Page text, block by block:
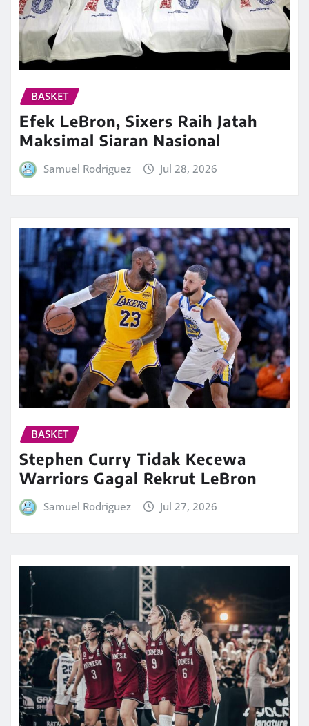
BASKET
Efek LeBron, Sixers Raih Jatah
Maksimal Siaran Nasional
Samuel Rodriguez Jul 28, 2026
BASKET
Stephen Curry Tidak Kecewa
Warriors Gagal Rekrut LeBron
Samuel Rodriguez Jul 27, 2026